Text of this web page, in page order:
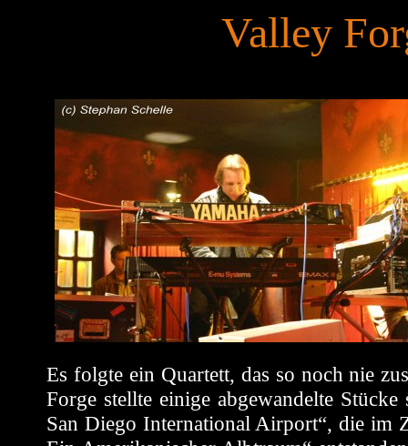
Valley
Es folgte ein Quartett, das so noch nie
Forge stellte einige abgewandelte
San Diego International Airport“, die im